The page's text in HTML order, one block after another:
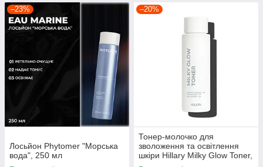
–23%
Лосьйон Phytomer "Морська
вода", 250 мл
–20%
Тонер-молочко для
зволоження та освітлення
шкіри Hillary Milky Glow Toner,
100 мл